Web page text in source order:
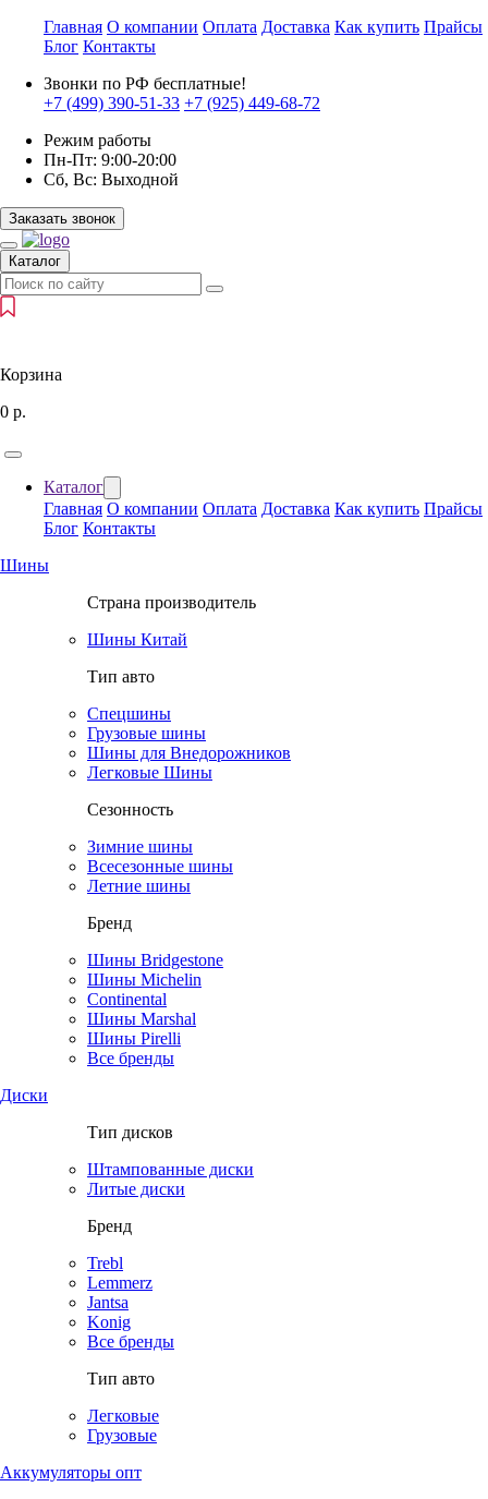
Главная О компании Оплата Доставка Как купить Прайсы
Блог Контакты
Звонки по РФ бесплатные!
+7 (499) 390-51-33 +7 (925) 449-68-72
Режим работы
Пн-Пт: 9:00-20:00
Сб, Вс: Выходной
Заказать звонок
Каталог
Корзина
0 р.
Каталог
Главная О компании Оплата Доставка Как купить Прайсы
Блог Контакты
Шины
Страна производитель
Шины Китай
Тип авто
Спецшины
Грузовые шины
Шины для Внедорожников
Легковые Шины
Сезонность
Зимние шины
Всесезонные шины
Летние шины
Бренд
Шины Bridgestone
Шины Michelin
Continental
Шины Marshal
Шины Pirelli
Все бренды
Диски
Тип дисков
Штампованные диски
Литые диски
Бренд
Trebl
Lemmerz
Jantsa
Konig
Все бренды
Тип авто
Легковые
Грузовые
Аккумуляторы опт